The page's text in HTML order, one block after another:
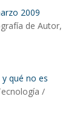
2009
de Autor,
qué no es
/